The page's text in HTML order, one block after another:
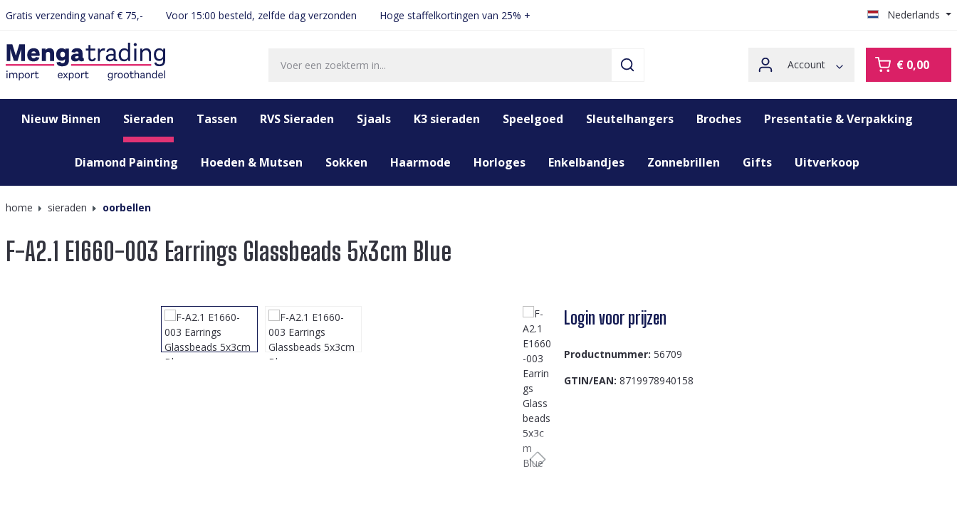
Ga naar de hoofdnavigatie
Gratis verzending vanaf € 75,- Voor 15:00 besteld, zelfde dag verzonden Hoge staffelkortingen van 25% + Nederlands
Account € 0,00
Nieuw Binnen Sieraden Tassen RVS Sieraden Sjaals K3 sieraden Speelgoed Sleutelhangers Broches Presentatie & Verpakking
Diamond Painting Hoeden & Mutsen Sokken Haarmode Horloges Enkelbandjes Zonnebrillen Gifts Uitverkoop
home sieraden oorbellen
F-A2.1 E1660-003 Earrings Glassbeads 5x3cm Blue
Login voor prijzen
Productnummer: 56709
GTIN/EAN: 8719978940158